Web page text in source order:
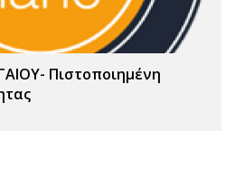
Πιστοποιημένη